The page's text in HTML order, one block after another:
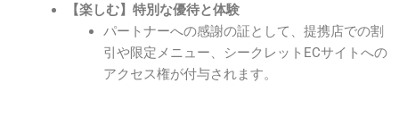
【楽しむ】特別な優待と体験
パートナーへの感謝の証として、提携店での割
引や限定メニュー、シークレットECサイトへの
アクセス権が付与されます。